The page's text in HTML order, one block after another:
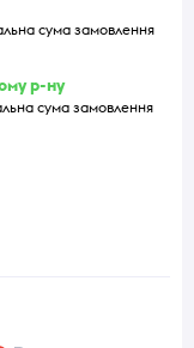
сума замовлення
р-ну
сума замовлення